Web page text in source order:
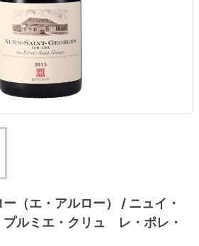
（エ・アルロー） / ニュイ・
ルミエ・クリュ レ・ポレ・